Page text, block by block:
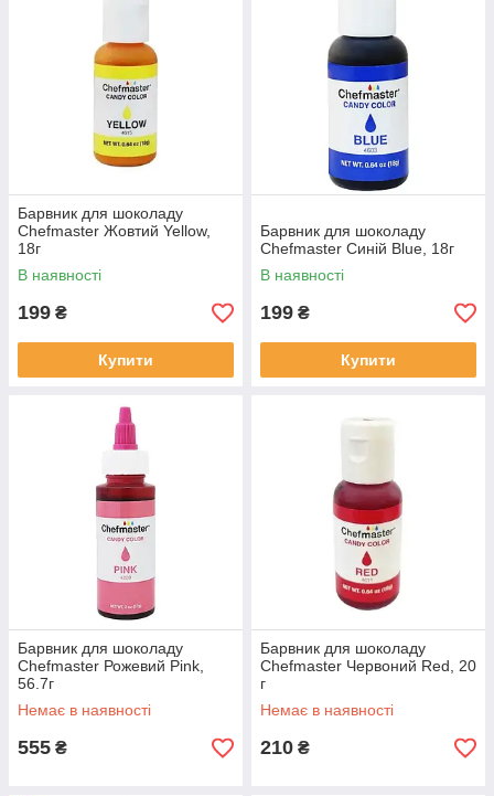
Барвник для шоколаду
Chefmaster Жовтий Yellow,
18г
В наявності
199 ₴
Купити
Барвник для шоколаду
Chefmaster Синій Blue, 18г
В наявності
199 ₴
Купити
Барвник для шоколаду
Chefmaster Рожевий Pink,
56.7г
Немає в наявності
555 ₴
Барвник для шоколаду
Chefmaster Червоний Red, 20
г
Немає в наявності
210 ₴